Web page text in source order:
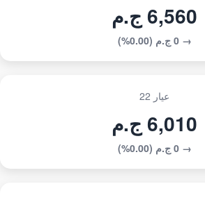
6,560 ج.م
→ 0 ج.م (0.00%)
عيار 22
6,010 ج.م
→ 0 ج.م (0.00%)